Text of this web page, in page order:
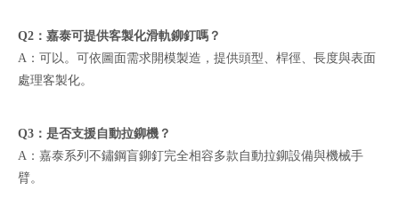
Q2：嘉泰可提供客製化滑軌鉚釘嗎？
A：可以。可依圖面需求開模製造，提供頭型、桿徑、長度與表面
處理客製化。
Q3：是否支援自動拉鉚機？
A：嘉泰系列不鏽鋼盲鉚釘完全相容多款自動拉鉚設備與機械手
臂。